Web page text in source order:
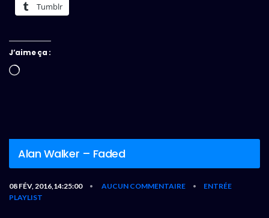
Tumblr
J’aime ça :
Chargement…
Alan Walker – Faded
08 FÉV, 2016,14:25:00 • AUCUN COMMENTAIRE •
ENTRÉE
PLAYLIST